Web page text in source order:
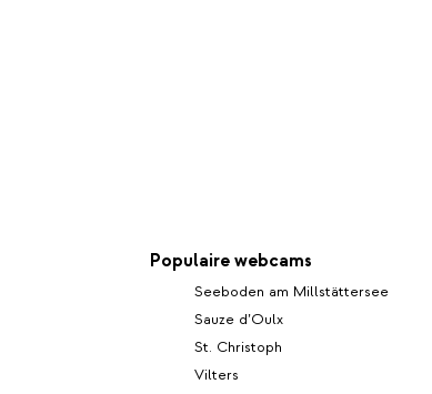
Populaire webcams
Seeboden am Millstättersee
Sauze d’Oulx
St. Christoph
Vilters